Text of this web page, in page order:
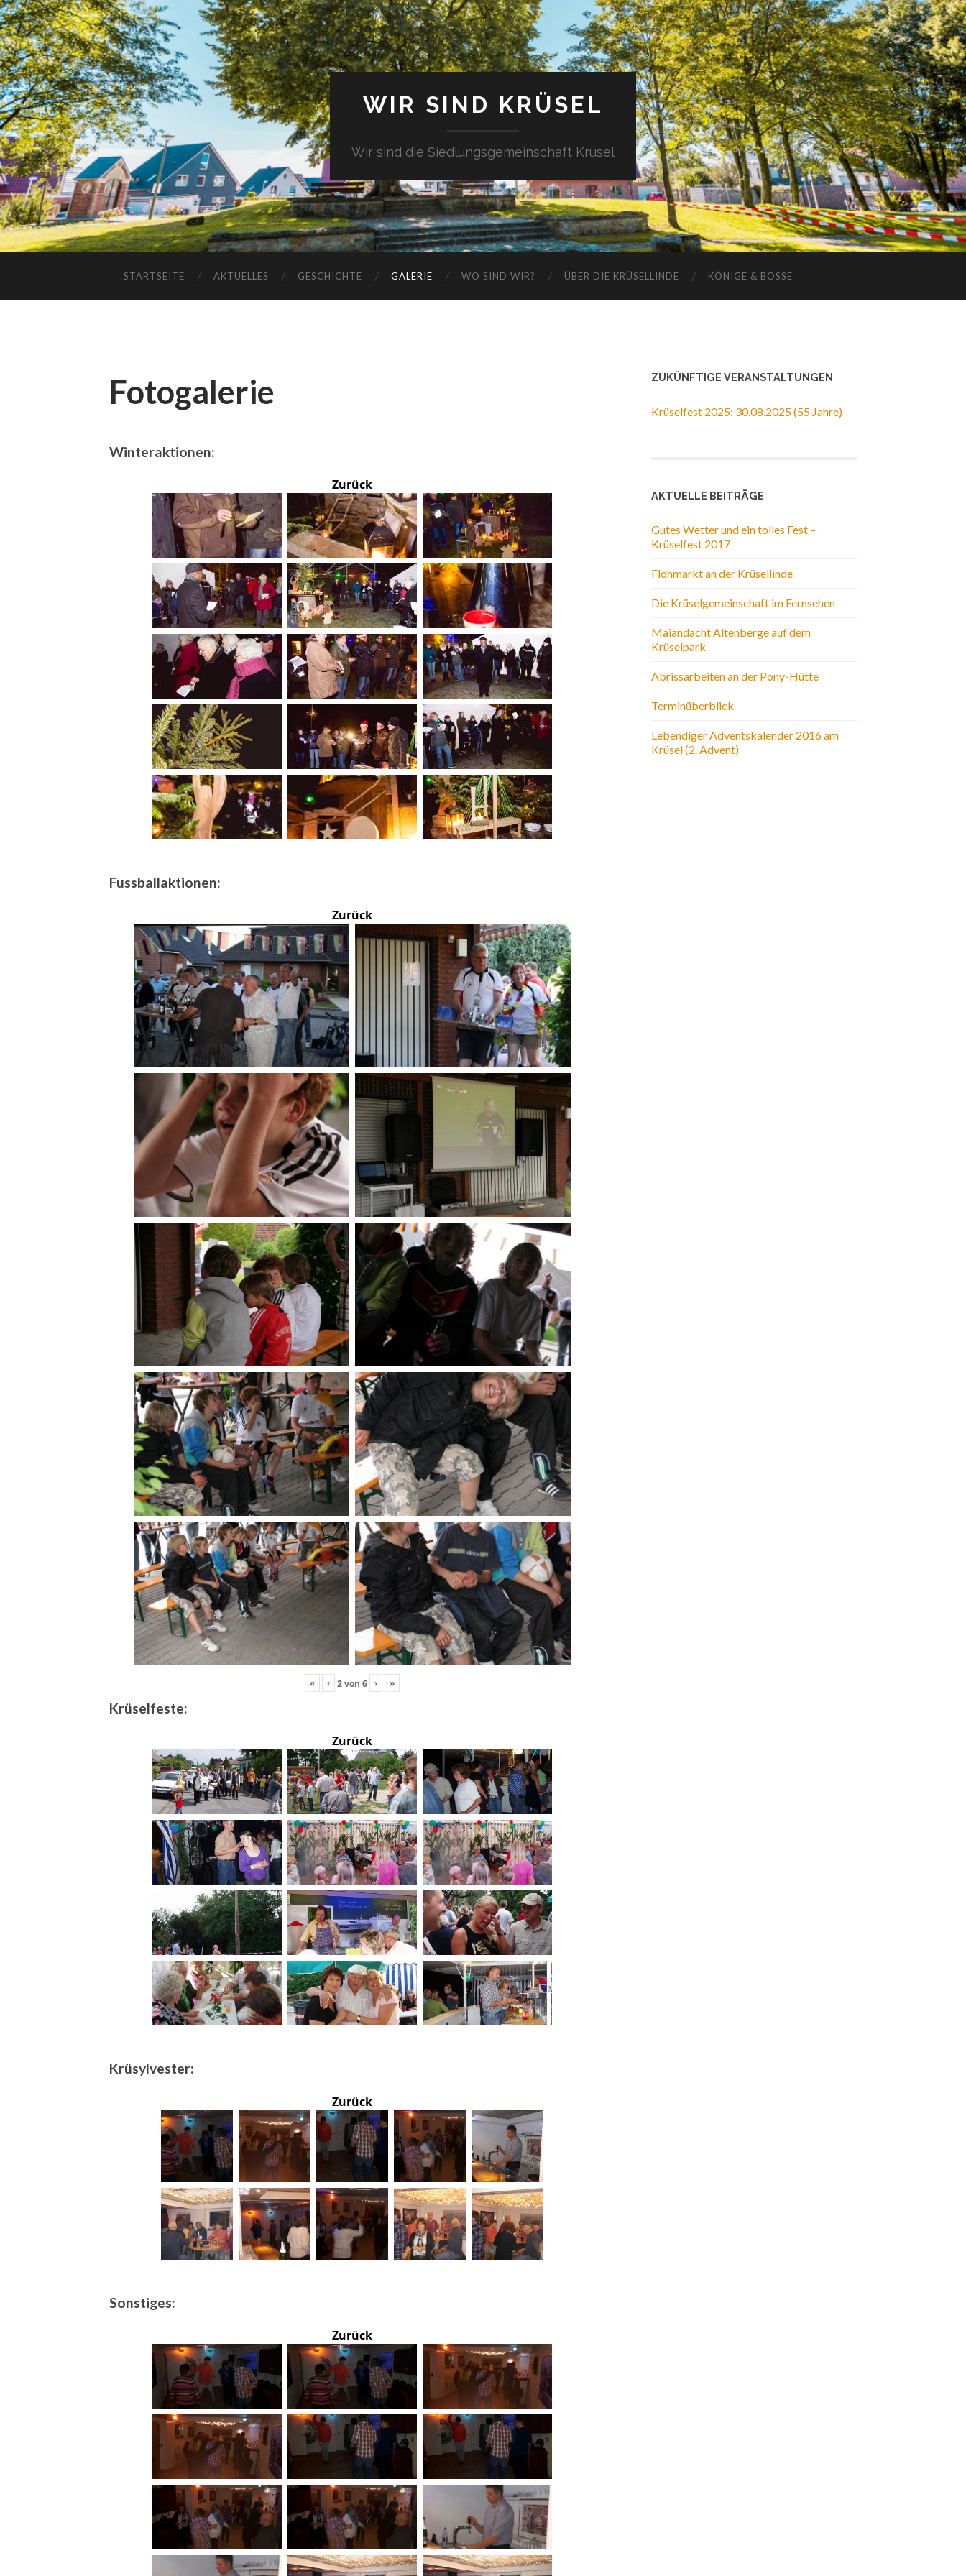
WIR SIND KRÜSEL
Wir sind die Siedlungsgemeinschaft Krüsel
STARTSEITE AKTUELLES GESCHICHTE GALERIE WO SIND WIR? ÜBER DIE KRÜSELLINDE KÖNIGE & BOSSE
Fotogalerie
Winteraktionen:
Zurück
Fussballaktionen:
Zurück
« ‹ 2von 6 › »
Krüselfeste:
Zurück
Krüsylvester:
Zurück
Sonstiges:
Zurück
ZUKÜNFTIGE VERANSTALTUNGEN
Krüselfest 2025: 30.08.2025 (55 Jahre)
AKTUELLE BEITRÄGE
Gutes Wetter und ein tolles Fest –
Krüselfest 2017
Flohmarkt an der Krüsellinde
Die Krüselgemeinschaft im Fernsehen
Maiandacht Altenberge auf dem
Krüselpark
Abrissarbeiten an der Pony-Hütte
Terminüberblick
Lebendiger Adventskalender 2016 am
Krüsel (2. Advent)